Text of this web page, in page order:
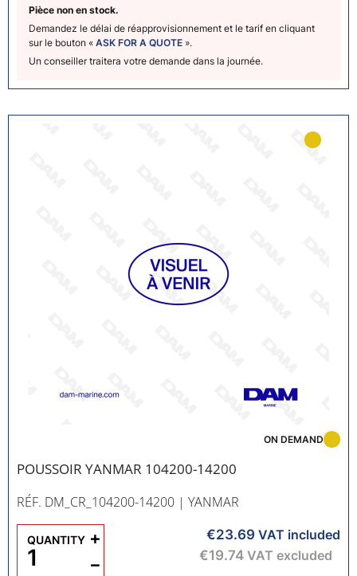
Pièce non en stock.
Demandez le délai de réapprovisionnement et le tarif en cliquant
sur le bouton « ASK FOR A QUOTE ».
Un conseiller traitera votre demande dans la journée.
POUSSOIR YANMAR 104200-14200
RÉF. DM_CR_104200-14200 | YANMAR
ON DEMAND
€23.69 VAT included
€19.74 VAT excluded
QUANTITY
−
+